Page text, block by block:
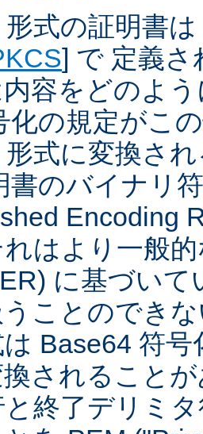
式の証明書
] で 定義さ
容をどのよ
化の規定がこ
式に変換さ
書のバイナリ
Encoding
はより一般
に基づい
ことのでき
Base64 符号
されること
と終了デリミ